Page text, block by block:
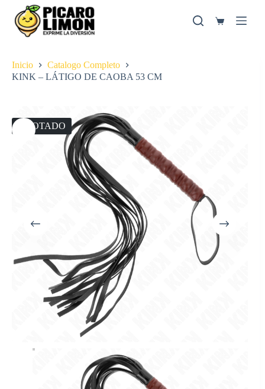
contenido
Carro
Inicio
Catalogo Completo
KINK – LÁTIGO DE CAOBA 53 CM
AGOTADO